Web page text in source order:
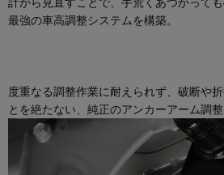
最強の車高調整システムを構築。
度重なる調整作業に耐えられず、破断や
とを絶たない、純正のアンカーアーム調整